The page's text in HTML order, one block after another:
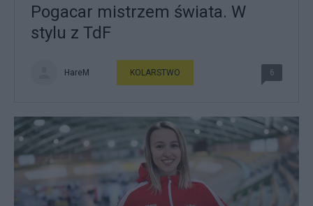
Pogacar mistrzem świata. W
stylu z TdF
HareM KOLARSTWO 6